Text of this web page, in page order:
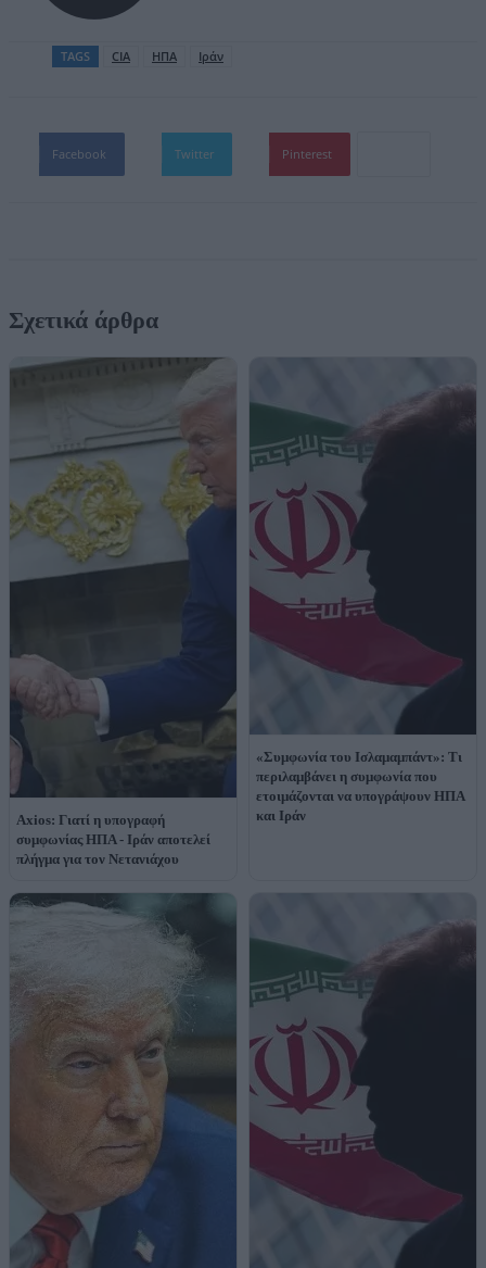
TAGS CIA ΗΠΑ Ιράν
Facebook Twitter Pinterest
Σχετικά άρθρα
Axios: Γιατί η υπογραφή
συμφωνίας ΗΠΑ - Ιράν αποτελεί
πλήγμα για τον Νετανιάχου
«Συμφωνία του Ισλαμαμπάντ»: Τι
περιλαμβάνει η συμφωνία που
ετοιμάζονται να υπογράψουν ΗΠΑ
και Ιράν